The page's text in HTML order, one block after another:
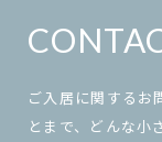
ご入居に関するお
とまで、どんな小